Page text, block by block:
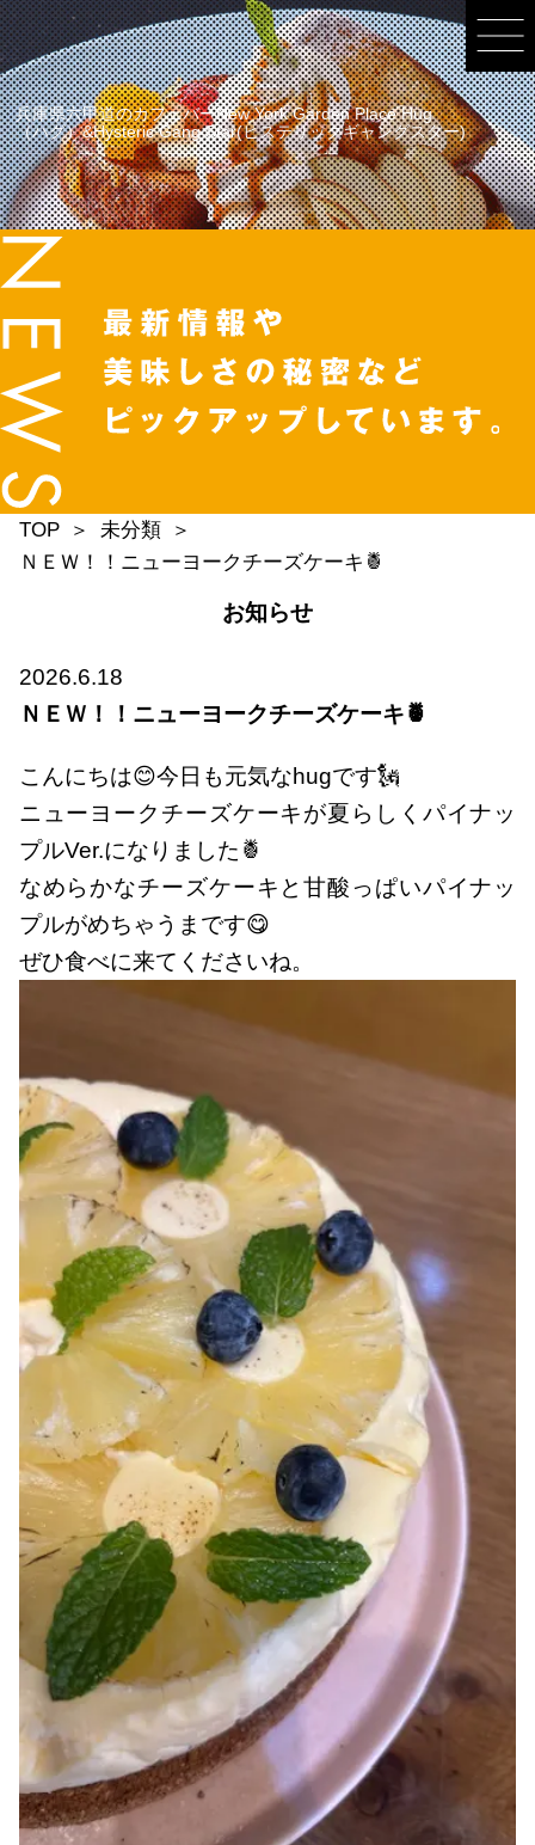
兵庫県六甲道のカフェバーNew York Garden Place Hug
（ハグ）&Hysteric Gang Star(ヒステリックギャングスター)
TOP
未分類
ＮＥＷ！！ニューヨークチーズケーキ🍍
お知らせ
2026.6.18
ＮＥＷ！！ニューヨークチーズケーキ🍍
こんにちは😊今日も元気なhugです🗽
ニューヨークチーズケーキが夏らしくパイナッ
プルVer.になりました🍍
なめらかなチーズケーキと甘酸っぱいパイナッ
プルがめちゃうまです😋
ぜひ食べに来てくださいね。